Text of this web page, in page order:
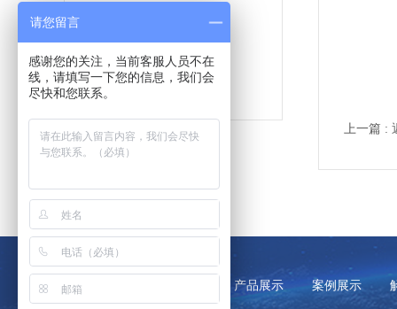
南塔23层23号
18221036450
上一篇 :
网站首页 产品展示 案例展示
请您留言
感谢您的关注，当前客服人员不在
线，请填写一下您的信息，我们会
尽快和您联系。